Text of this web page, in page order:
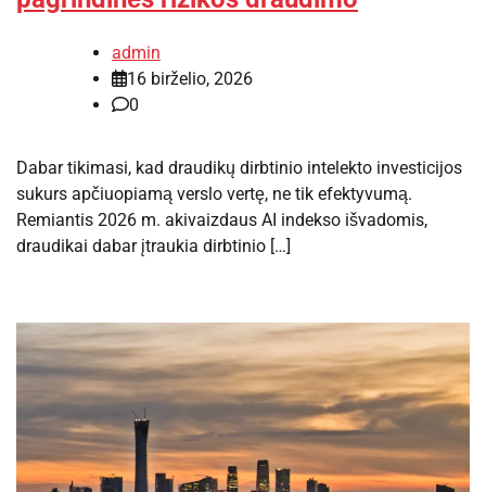
admin
16 birželio, 2026
0
Dabar tikimasi, kad draudikų dirbtinio intelekto investicijos
sukurs apčiuopiamą verslo vertę, ne tik efektyvumą.
Remiantis 2026 m. akivaizdaus AI indekso išvadomis,
draudikai dabar įtraukia dirbtinio […]